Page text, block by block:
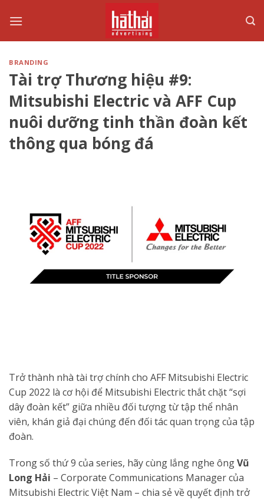
BRANDING
Tài trợ Thương hiệu #9:
Mitsubishi Electric và AFF Cup
nuôi dưỡng tinh thần đoàn kết
thông qua bóng đá
Trở thành nhà tài trợ chính cho AFF Mitsubishi Electric
Cup 2022 là cơ hội để Mitsubishi Electric thắt chặt “sợi
dây đoàn kết” giữa nhiều đối tượng từ tập thể nhân
viên, khán giả đại chúng đến đối tác quan trọng của tập
đoàn.
Trong số thứ 9 của series, hãy cùng lắng nghe ôngVũ
Long Hải – Corporate Communications Manager của
Mitsubishi Electric Việt Nam – chia sẻ về quyết định trở